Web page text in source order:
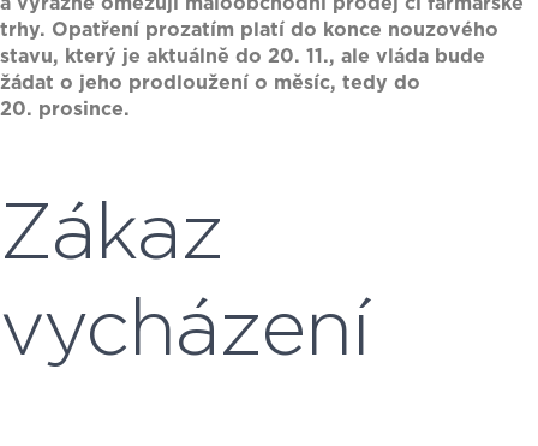
trhy. Opatření prozatím platí do konce nouzového
stavu, který je aktuálně do 20. 11., ale vláda bude
žádat o jeho prodloužení o měsíc, tedy do
20. prosince.
Zákaz
vycházení